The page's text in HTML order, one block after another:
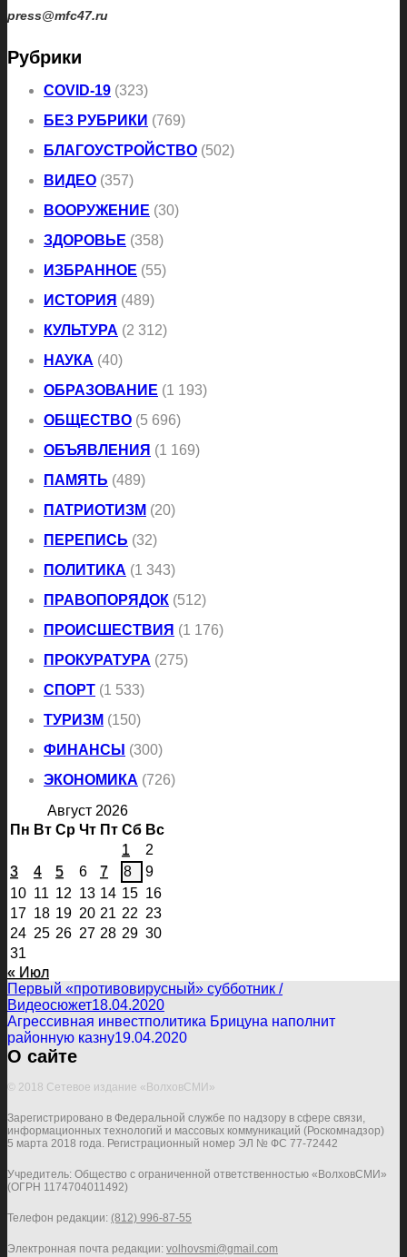
press@mfc47.ru
Рубрики
COVID-19 (323)
БЕЗ РУБРИКИ (769)
БЛАГОУСТРОЙСТВО (502)
ВИДЕО (357)
ВООРУЖЕНИЕ (30)
ЗДОРОВЬЕ (358)
ИЗБРАННОЕ (55)
ИСТОРИЯ (489)
КУЛЬТУРА (2 312)
НАУКА (40)
ОБРАЗОВАНИЕ (1 193)
ОБЩЕСТВО (5 696)
ОБЪЯВЛЕНИЯ (1 169)
ПАМЯТЬ (489)
ПАТРИОТИЗМ (20)
ПЕРЕПИСЬ (32)
ПОЛИТИКА (1 343)
ПРАВОПОРЯДОК (512)
ПРОИСШЕСТВИЯ (1 176)
ПРОКУРАТУРА (275)
СПОРТ (1 533)
ТУРИЗМ (150)
ФИНАНСЫ (300)
ЭКОНОМИКА (726)
Август 2026
Пн Вт Ср Чт Пт Сб Вс
1
2
3
4 5 6 7 8
9
10 11 12 13 14 15 16
17 18 19 20 21 22 23
24 25 26 27 28 29 30
31
« Июл
Первый «противовирусный» субботник /
Видеосюжет18.04.2020
Агрессивная инвестполитика Брицуна наполнит
районную казну19.04.2020
О сайте
© 2018 Сетевое издание «ВолховСМИ»
Зарегистрировано в Федеральной службе по надзору в сфере связи,
информационных технологий и массовых коммуникаций (Роскомнадзор)
5 марта 2018 года. Регистрационный номер ЭЛ № ФС 77-72442
Учредитель: Общество с ограниченной ответственностью «ВолховСМИ»
(ОГРН 1174704011492)
Телефон редакции: (812) 996-87-55
Электронная почта редакции: volhovsmi@gmail.com